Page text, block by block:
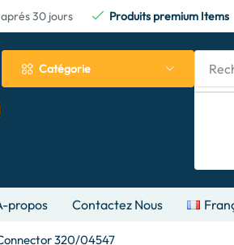
30 jours Produits premium Items
Catégorie
propos Contactez Nous
320/04547